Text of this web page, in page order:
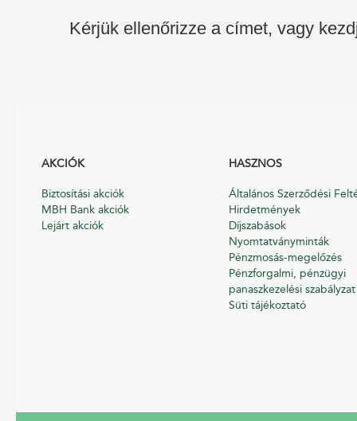
Kérjük ellenőrizze a címet, vagy
AKCIÓK
Biztosítási akciók
MBH Bank akciók
Lejárt akciók
HASZNOS
Általános Szerződési
Hirdetmények
Díjszabások
Nyomtatványminták
Pénzmosás-megelőzés
Pénzforgalmi, pénzügyi
panaszkezelési szabályzat
Süti tájékoztató